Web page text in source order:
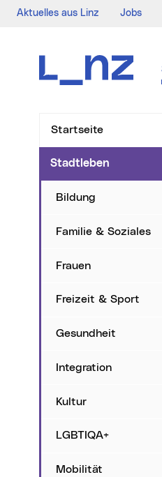
Aktuelles aus Linz Jobs
Startseite
Stadtleben
Bildung
Familie & Soziales
Frauen
Freizeit & Sport
Gesundheit
Integration
Kultur
LGBTIQA+
Mobilität